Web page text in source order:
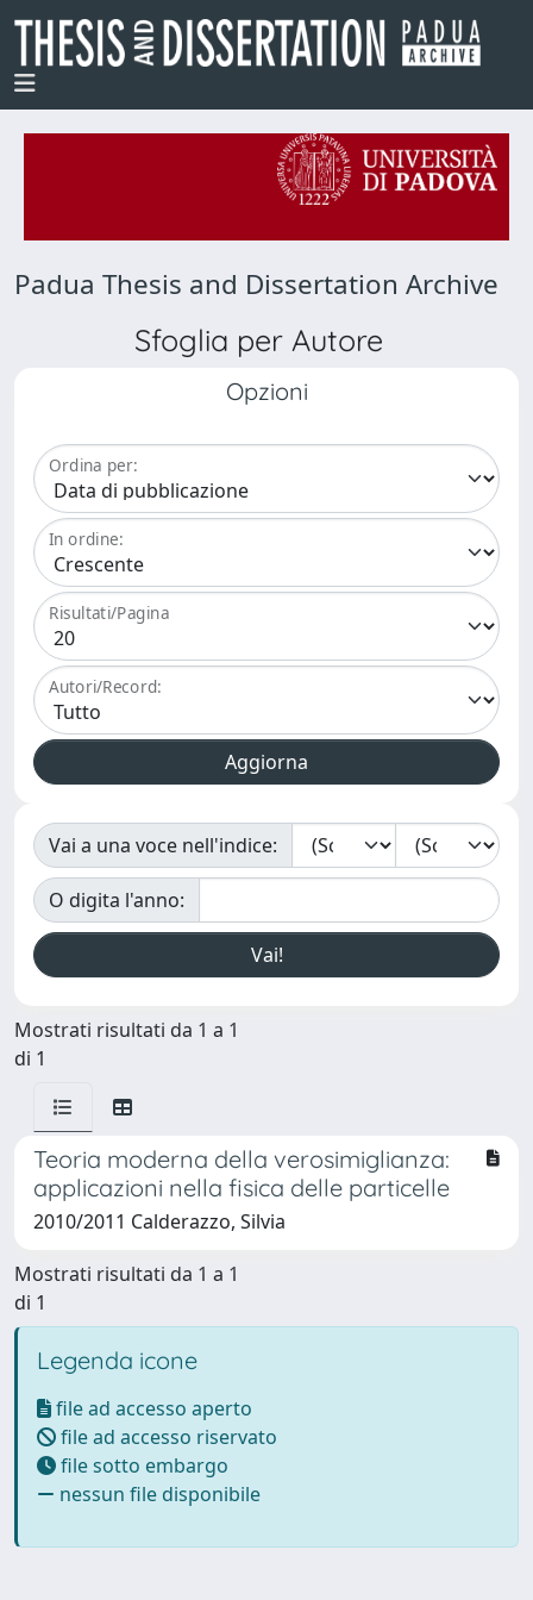
Padua Thesis and Dissertation Archive
Sfoglia per Autore
Opzioni
Ordina per:
In ordine:
Risultati/Pagina
Autori/Record:
Vai a una voce nell'indice:
O digita l'anno:
Mostrati risultati da 1 a 1
di 1
Teoria moderna della verosimiglianza:
applicazioni nella fisica delle particelle
2010/2011 Calderazzo, Silvia
Mostrati risultati da 1 a 1
di 1
Legenda icone
file ad accesso aperto
file ad accesso riservato
file sotto embargo
nessun file disponibile